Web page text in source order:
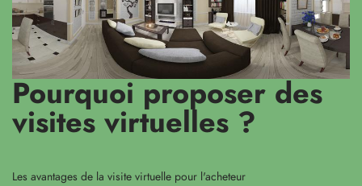
Pourquoi proposer des
visites virtuelles ?
Les avantages de la visite virtuelle pour l'acheteur